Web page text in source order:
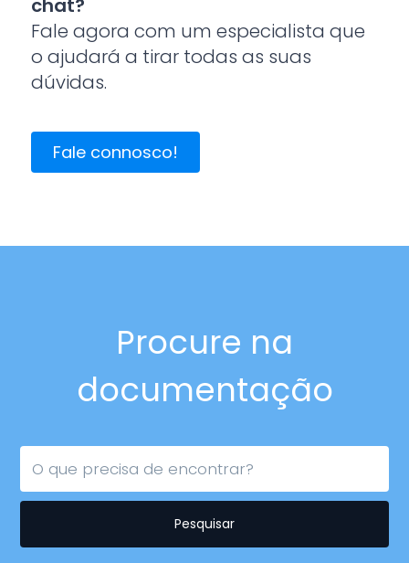
chat?
Fale agora com um especialista que
o ajudará a tirar todas as suas
dúvidas.
Fale connosco!
Procure na
documentação
Pesquisar